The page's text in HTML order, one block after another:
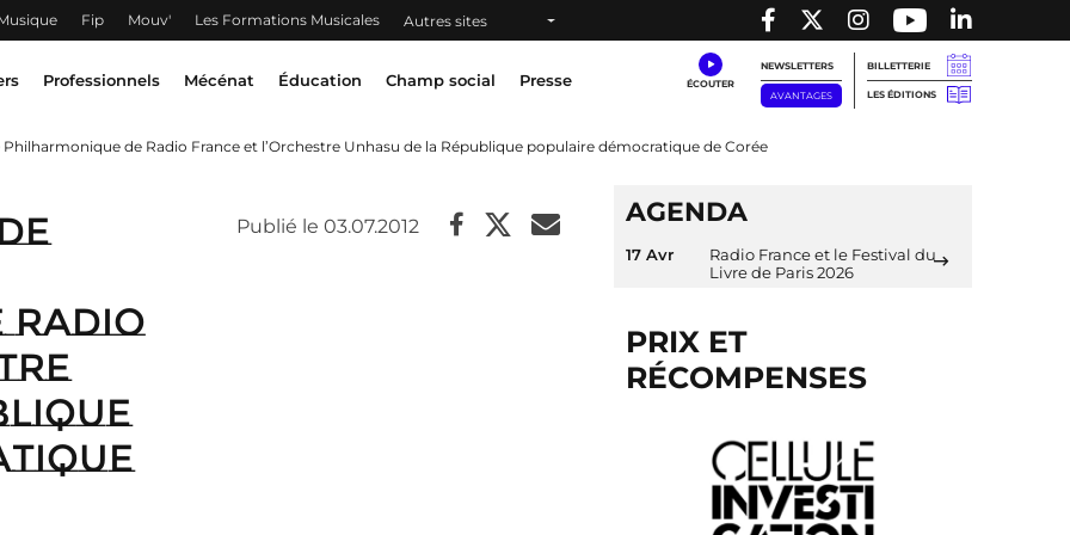
Fip Mouv' Les Formations Musicales Autres sites
Professionnels Mécénat Éducation Champ social Presse
NEWSLETTERS
AVANTAGES
BILLETTERIE
LES ÉDITIONS
de Radio France et l’Orchestre Unhasu de la République populaire démocratique de Corée
Publié le 03.07.2012 AGENDA
17 Avr
Radio France et le Festival du
Livre de Paris 2026
PRIX ET
RÉCOMPENSES